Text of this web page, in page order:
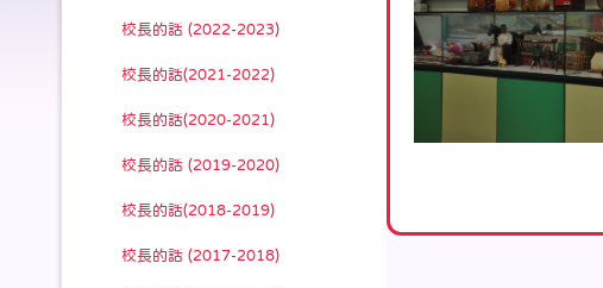
校長的話 (2022-2023)
校長的話(2021-2022)
校長的話(2020-2021)
校長的話 (2019-2020)
校長的話(2018-2019)
校長的話 (2017-2018)